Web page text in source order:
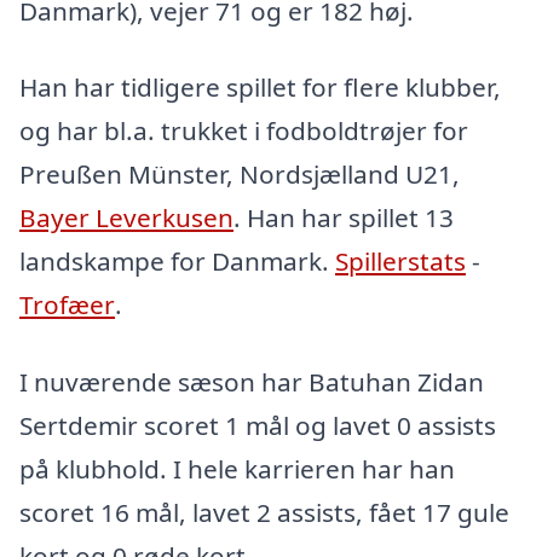
Danmark), vejer 71 og er 182 høj.
Han har tidligere spillet for flere klubber,
og har bl.a. trukket i fodboldtrøjer for
Preußen Münster, Nordsjælland U21,
Bayer Leverkusen. Han har spillet 13
landskampe for Danmark. Spillerstats -
Trofæer.
I nuværende sæson har Batuhan Zidan
Sertdemir scoret 1 mål og lavet 0 assists
på klubhold. I hele karrieren har han
scoret 16 mål, lavet 2 assists, fået 17 gule